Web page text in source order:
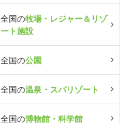
全国の牧場・レジャー＆リゾ
ート施設
全国の公園
全国の温泉・スパリゾート
全国の博物館・科学館